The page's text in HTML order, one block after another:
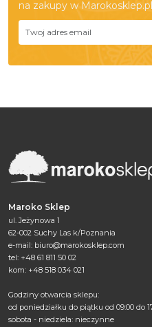
na zakupy w Marokosklep.pl
Maroko Sklep
ul. Jeżynowa 1
62-002 Suchy Las k/Poznania
e-mail: biuro@marokosklep.com
tel: +48 61 811 50 02
kom: +48 518 034 021
Godziny otwarcia sklepu:
od poniedziałku do piątku od 09:00 do
sobota - niedziela: nieczynne